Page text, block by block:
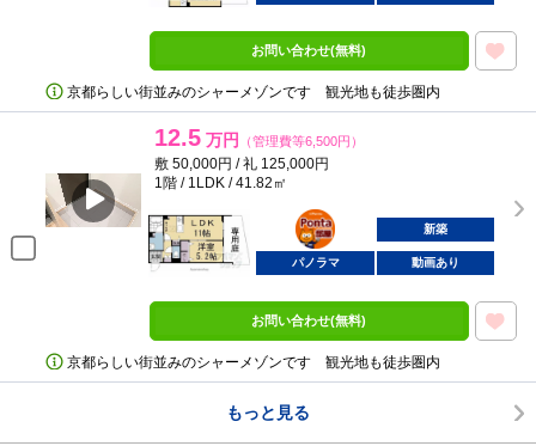
お問い合わせ(無料)
京都らしい街並みのシャーメゾンです 観光地も徒歩圏内
12.5 万円 （管理費等6,500円）
敷 50,000円 / 礼 125,000円
1階 / 1LDK / 41.82㎡
ポンタ
部屋
新築
パノラマ 動画あり
お問い合わせ(無料)
京都らしい街並みのシャーメゾンです 観光地も徒歩圏内
もっと見る